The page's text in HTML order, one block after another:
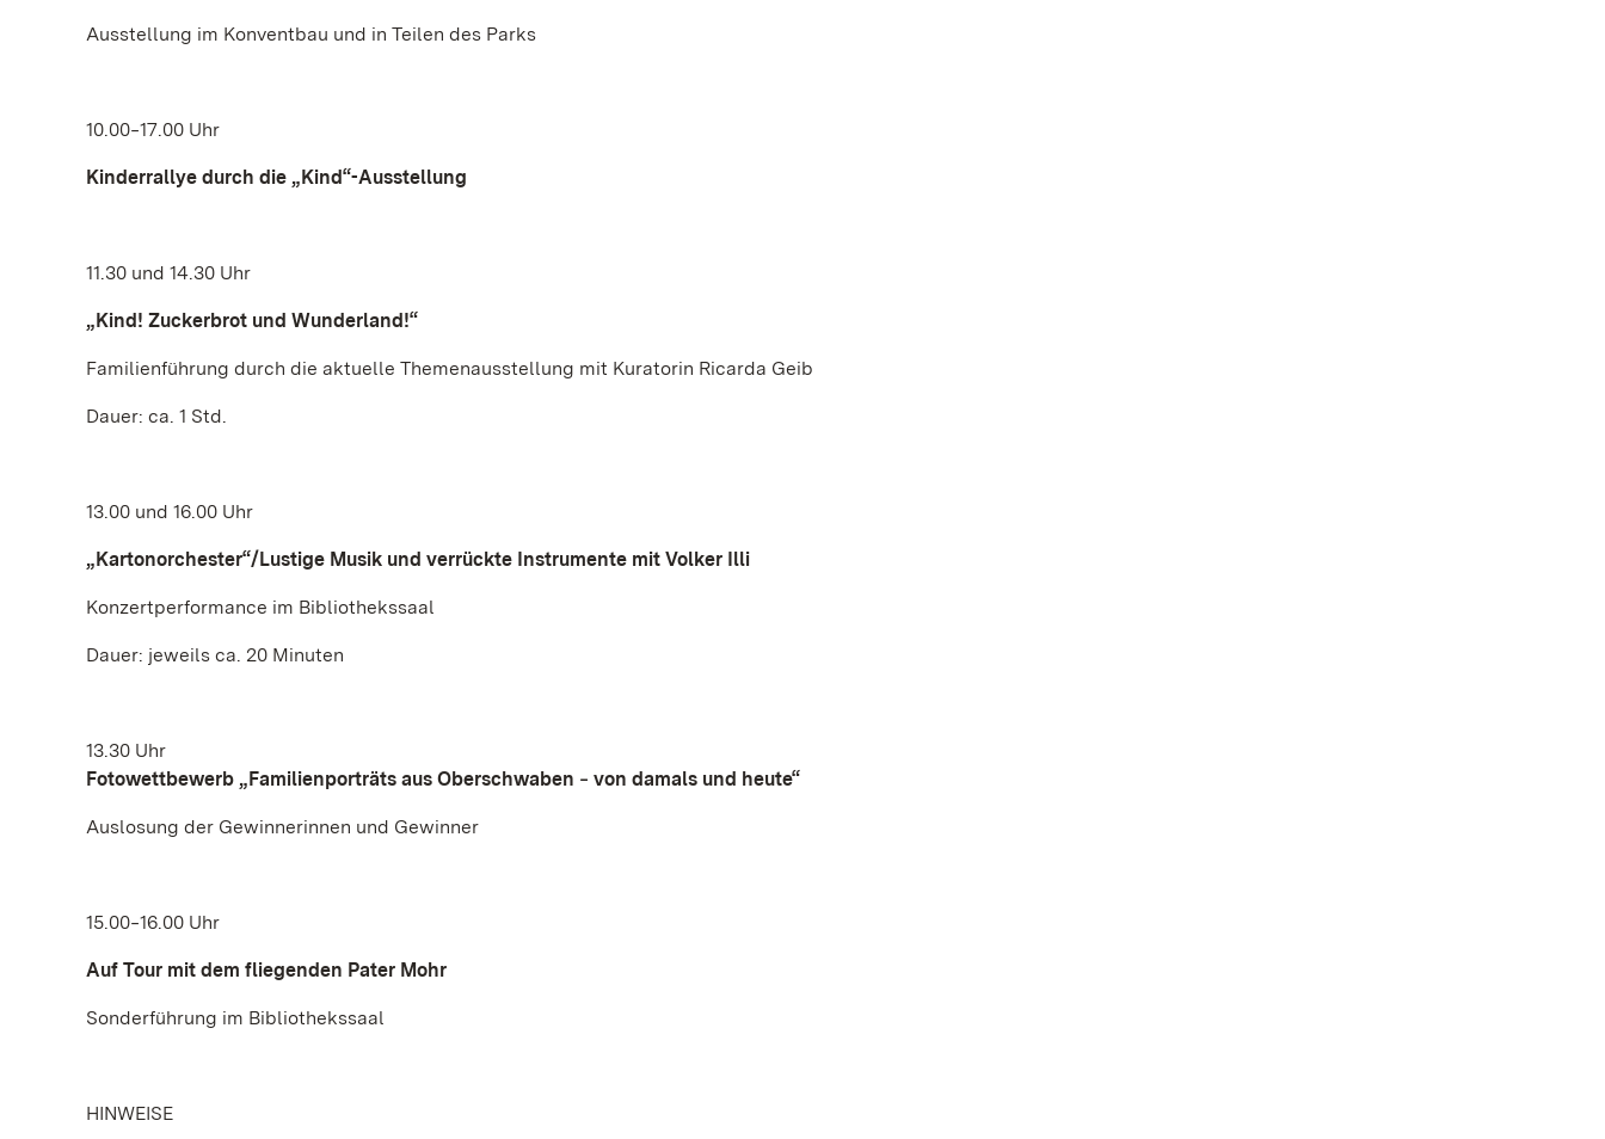
Ausstellung im Konventbau und in Teilen des Parks
10.00‒17.00 Uhr
Kinderrallye durch die „Kind“-Ausstellung
11.30 und 14.30 Uhr
„Kind! Zuckerbrot und Wunderland!“
Familienführung durch die aktuelle Themenausstellung mit Kuratorin Ricarda Geib
Dauer: ca. 1 Std.
13.00 und 16.00 Uhr
„Kartonorchester“/Lustige Musik und verrückte Instrumente mit Volker Illi
Konzertperformance im Bibliothekssaal
Dauer: jeweils ca. 20 Minuten
13.30 Uhr
Fotowettbewerb „Familienporträts aus Oberschwaben ‒ von damals und heute“
Auslosung der Gewinnerinnen und Gewinner
15.00‒16.00 Uhr
Auf Tour mit dem fliegenden Pater Mohr
Sonderführung im Bibliothekssaal
HINWEISE